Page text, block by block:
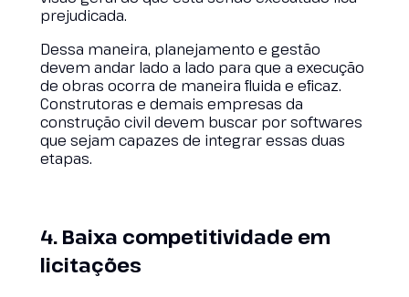
prejudicada.
Dessa maneira, planejamento e gestão
devem andar lado a lado para que a execução
de obras ocorra de maneira fluida e eficaz.
Construtoras e demais empresas da
construção civil devem buscar por softwares
que sejam capazes de integrar essas duas
etapas.
4. Baixa competitividade em
licitações